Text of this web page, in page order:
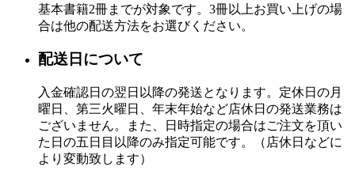
基本書籍2冊までが対象です。3冊以上お買い上げの場
合は他の配送方法をお選びください。
配送日について
入金確認日の翌日以降の発送となります。定休日の月
曜日、第三火曜日、年末年始など店休日の発送業務は
ございません。また、日時指定の場合はご注文を頂い
た日の五日目以降のみ指定可能です。（店休日などに
より変動致します）